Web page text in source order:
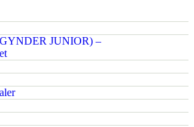
JUNIOR) –